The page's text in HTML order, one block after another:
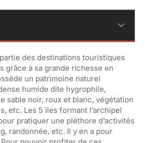
des destinations touristiques
grâce à sa grande richesse en
un patrimoine naturel
humide dite hygrophile,
sable noir, roux et blanc, végétation
etc. Les 5 îles formant l’archipel
pratiquer une pléthore d’activités
randonnée, etc. Il y en a pour